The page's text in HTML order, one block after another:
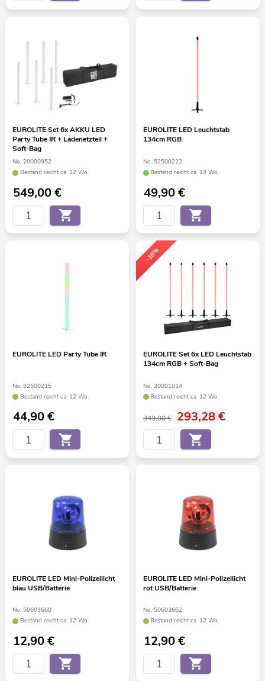
EUROLITE Set 6x AKKU LED
Party Tube IR + Ladenetzteil +
Soft-Bag
No. 20000952
Bestand reicht ca. 12 Wo.
549,00€
EUROLITE LED Leuchtstab
134cm RGB
No. 52500222
Bestand reicht ca. 12 Wo.
49,90€
EUROLITE LED Party Tube IR
No. 52500215
Bestand reicht ca. 12 Wo.
44,90€
-16%
EUROLITE Set 6x LED Leuchtstab
134cm RGB + Soft-Bag
No. 20001014
Bestand reicht ca. 12 Wo.
349,00 € 293,28€
EUROLITE LED Mini-Polizeilicht
blau USB/Batterie
No. 50603660
Bestand reicht ca. 12 Wo.
12,90€
EUROLITE LED Mini-Polizeilicht
rot USB/Batterie
No. 50603662
Bestand reicht ca. 12 Wo.
12,90€